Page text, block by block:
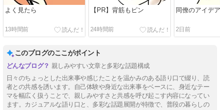
よく見たら
13時間前
【PR】背筋もピン
24時間前
同僚のアイデア
2日前
このブログのここがポイント
親しみやすい文章と多彩な話題構成
日々のちょっとした出来事や感じたことを温かみのある語り口で綴り、読
者との共感を誘います。自己体験や身近な出来事をベースに、身近なテー
マを幅広く扱うことで、親しみやすさと共感を呼び起こす内容になってい
ます。カジュアルな語り口と、多彩な話題展開が特徴で、普段の暮らしの